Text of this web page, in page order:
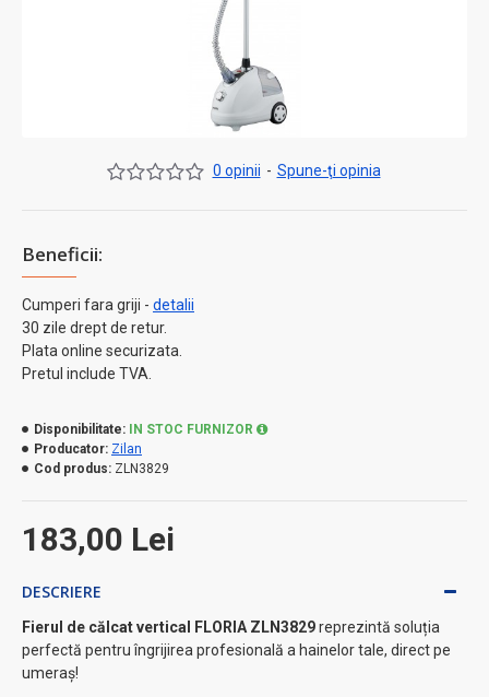
Beneficii:
Cumperi fara griji - detalii
30 zile drept de retur.
Plata online securizata.
Pretul include TVA.
0 opinii - Spune-ţi opinia
183,00 Lei
Disponibilitate:
IN STOC FURNIZOR
Producator: Zilan
Cod produs: ZLN3829
DESCRIERE
Fierul de călcat vertical FLORIA ZLN3829reprezintă soluția
perfectă pentru îngrijirea profesională a hainelor tale, direct pe
umeraș!